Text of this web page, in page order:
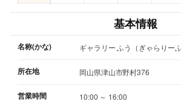
基本情報
名称(かな) ギャラリー ふう（ぎゃらりーふ
所在地 岡山県津山市野村376
営業時間
10:00 ～ 16:00